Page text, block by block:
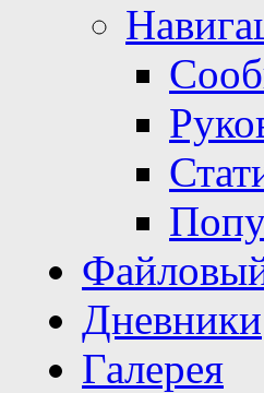
Дневники
Галерея